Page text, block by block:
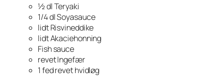
½ dl Teryaki
1/4 dl Soyasauce
lidt Risvineddike
lidt Akaciehonning
Fish sauce
revet Ingefær
1 fed revet hvidløg